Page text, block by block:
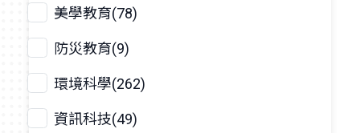
美學教育(78)
防災教育(9)
環境科學(262)
資訊科技(49)